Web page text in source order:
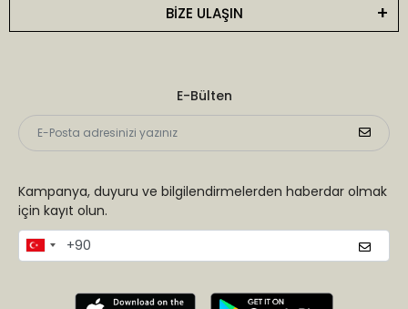
BİZE ULAŞIN
E-Bülten
Kampanya, duyuru ve bilgilendirmelerden haberdar olmak
için kayıt olun.